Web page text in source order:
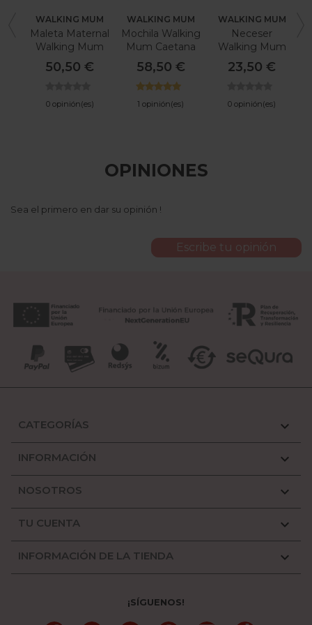
WALKING MUM
Maleta Maternal
Walking Mum
Caetana
50,50 €
0 opinión(es)
WALKING MUM
Mochila Walking
Mum Caetana
58,50 €
1 opinión(es)
WALKING MUM
Neceser
Walking Mum
Caetana
23,50 €
0 opinión(es)
OPINIONES
Sea el primero en dar su opinión !
Escribe tu opinión
CATEGORÍAS 
INFORMACIÓN 
NOSOTROS 
TU CUENTA 
INFORMACIÓN DE LA TIENDA 
¡SÍGUENOS!